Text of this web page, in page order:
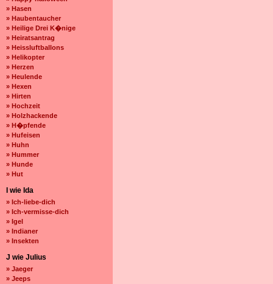
» Hasen
» Haubentaucher
» Heilige Drei K�nige
» Heiratsantrag
» Heissluftballons
» Helikopter
» Herzen
» Heulende
» Hexen
» Hirten
» Hochzeit
» Holzhackende
» H�pfende
» Hufeisen
» Huhn
» Hummer
» Hunde
» Hut
I wie Ida
» Ich-liebe-dich
» Ich-vermisse-dich
» Igel
» Indianer
» Insekten
J wie Julius
» Jaeger
» Jeeps